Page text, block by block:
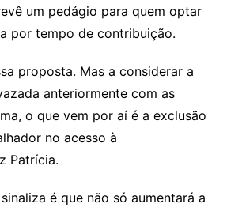
um pedágio para quem optar
por tempo de contribuição.
proposta. Mas a considerar a
anteriormente com as
o que vem por aí é a exclusão
no acesso à
Patrícia.
é que não só aumentará a